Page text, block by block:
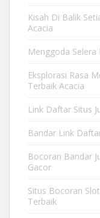
Kisah Di Balik
Acacia
Menggoda
Eksplorasi Rasa
Terbaik Acacia
Link Daftar Situs
Bandar Link
Bocoran Bandar
Gacor
Situs Bocoran
Terbaik